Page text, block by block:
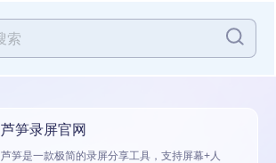
芦笋录屏官网
芦笋是一款极简的录屏分享工具，支持屏幕+人